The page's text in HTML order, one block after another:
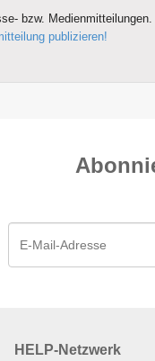
bzw. Medienmitteilungen.
publizieren!
HELP-Netzwerk